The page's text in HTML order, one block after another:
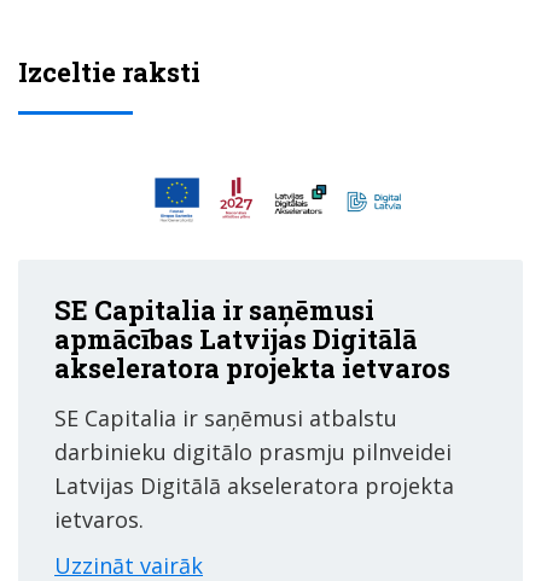
Izceltie raksti
SE Capitalia ir saņēmusi
apmācības Latvijas Digitālā
akseleratora projekta ietvaros
SE Capitalia ir saņēmusi atbalstu
darbinieku digitālo prasmju pilnveidei
Latvijas Digitālā akseleratora projekta
ietvaros.
Uzzināt vairāk